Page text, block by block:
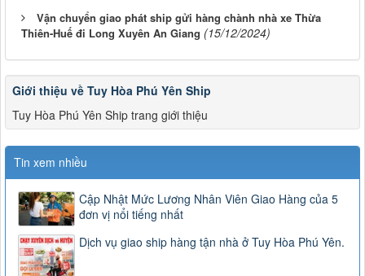
Vận chuyển giao phát ship gửi hàng chành nhà xe Thừa
Thiên-Huế đi Long Xuyên An Giang (15/12/2024)
Giới thiệu về Tuy Hòa Phú Yên Ship
Tuy Hòa Phú Yên Ship trang giới thiệu
Tin xem nhiều
Cập Nhật Mức Lương Nhân Viên Giao Hàng của 5
đơn vị nổi tiếng nhất
Dịch vụ giao ship hàng tận nhà ở Tuy Hòa Phú Yên.